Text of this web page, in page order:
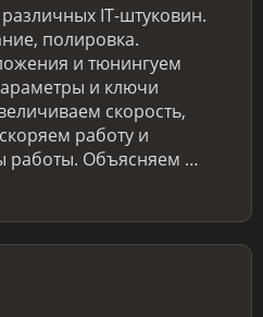
IT-штуковин.
полировка.
и тюнингуем
и ключи
скорость,
работу и
работы. Объясняем …